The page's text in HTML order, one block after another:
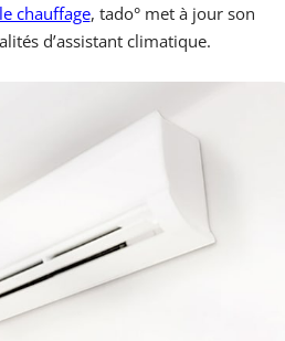
chauffage, tado° met à jour son
d’assistant climatique.